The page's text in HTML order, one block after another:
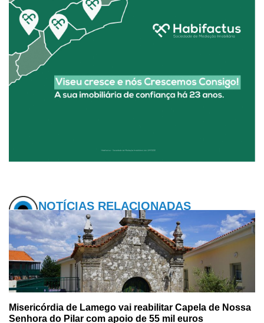
NOTÍCIAS RELACIONADAS
Misericórdia de Lamego vai reabilitar Capela de Nossa
Senhora do Pilar com apoio de 55 mil euros